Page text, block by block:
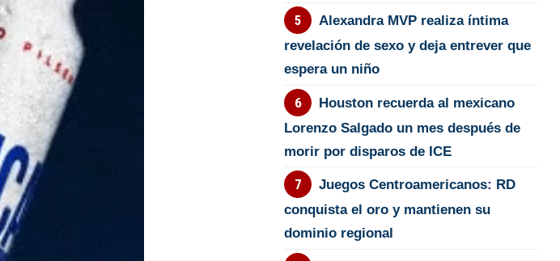
Alexandra MVP realiza íntima
revelación de sexo y deja entrever que
espera un niño
Houston recuerda al mexicano
Lorenzo Salgado un mes después de
morir por disparos de ICE
Juegos Centroamericanos: RD
conquista el oro y mantienen su
dominio regional